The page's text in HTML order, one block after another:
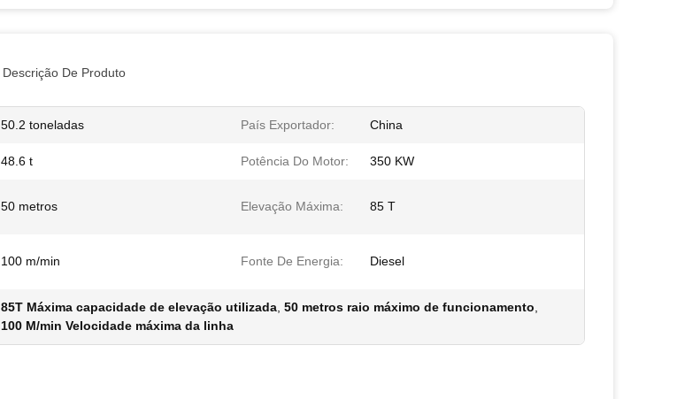
Descrição De Produto
50.2 toneladas País Exportador: China
48.6 t Potência Do Motor: 350 KW
50 metros Elevação Máxima: 85 T
100 m/min Fonte De Energia: Diesel
85T Máxima capacidade de elevação utilizada 50 metros raio máximo de funcionamento
100 M/min Velocidade máxima da linha